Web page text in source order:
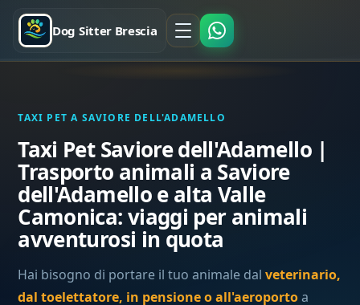
Dog Sitter Brescia
TAXI PET A SAVIORE DELL'ADAMELLO
Taxi Pet Saviore dell'Adamello |
Trasporto animali a Saviore
dell'Adamello e alta Valle
Camonica: viaggi per animali
avventurosi in quota
Hai bisogno di portare il tuo animale dalveterinario,
dal toelettatore, in pensione o all'aeroportoa